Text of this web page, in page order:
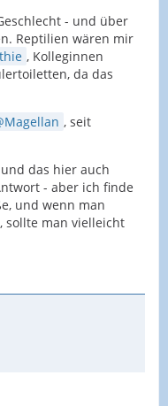
- und über
Reptilien wären mir
, Kolleginnen
da das
Magellan , seit
das hier auch
- aber ich finde
und wenn man
sollte man vielleicht